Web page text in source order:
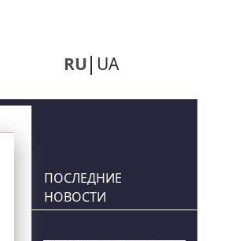
RU UA
ПОСЛЕДНИЕ
НОВОСТИ